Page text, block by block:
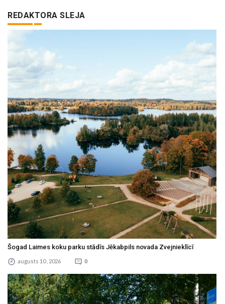
REDAKTORA SLEJA
Šogad Laimes koku parku stādīs Jēkabpils novada Zvejnieklīcī
augusts 10 , 2026 0